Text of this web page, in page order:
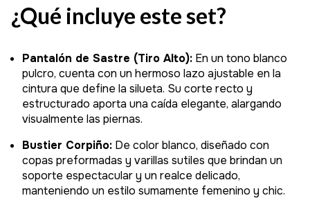
¿Qué incluye este set?
Pantalón de Sastre (Tiro Alto): En un tono blanco
pulcro, cuenta con un hermoso lazo ajustable en la
cintura que define la silueta. Su corte recto y
estructurado aporta una caída elegante, alargando
visualmente las piernas.
Bustier Corpiño: De color blanco, diseñado con
copas preformadas y varillas sutiles que brindan un
soporte espectacular y un realce delicado,
manteniendo un estilo sumamente femenino y chic.